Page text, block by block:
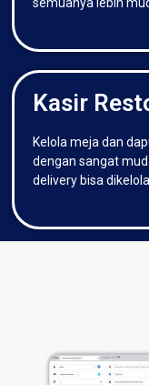
Kasir
Kelola meja dan
dengan sangat
delivery bisa